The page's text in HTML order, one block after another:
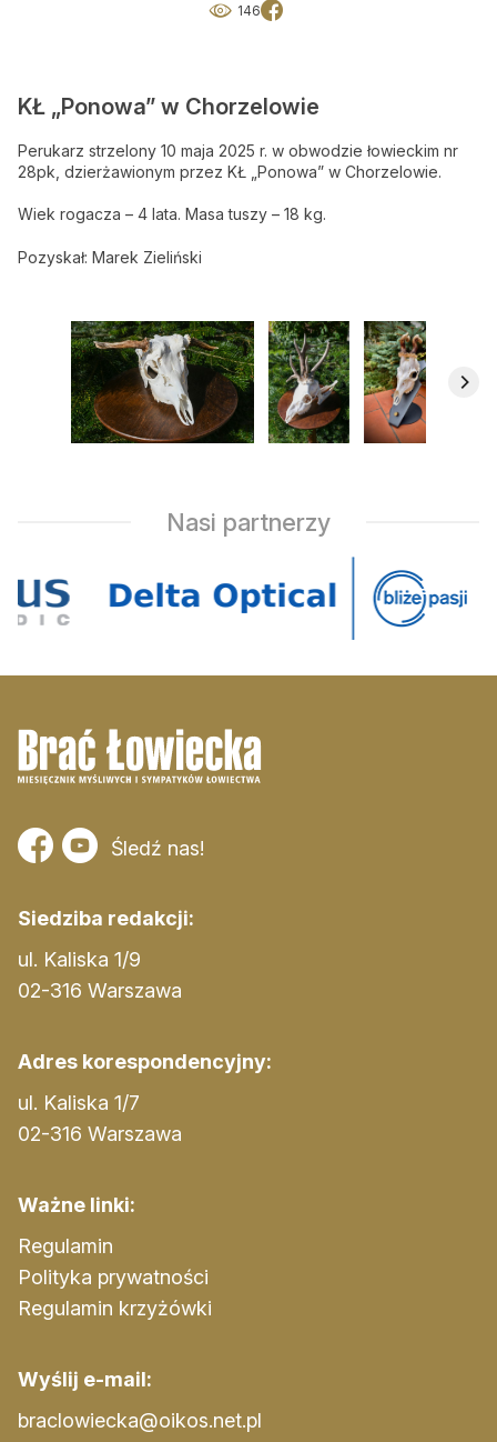
Gdzie kupić BŁ
Reklama
Ogłoszenia drobne
Przeglądaj ogłoszenia
Zamów ogłoszenie on-line
146
KŁ „Ponowa” w Chorzelowie
Perukarz strzelony 10 maja 2025 r. w obwodzie łowieckim nr
28pk, dzierżawionym przez KŁ „Ponowa” w Chorzelowie.
Wiek rogacza – 4 lata. Masa tuszy – 18 kg.
Pozyskał: Marek Zieliński
Nasi partnerzy
Śledź nas!
Siedziba redakcji:
ul. Kaliska 1/9
02-316 Warszawa
Adres korespondencyjny:
ul. Kaliska 1/7
02-316 Warszawa
Ważne linki:
Regulamin
Polityka prywatności
Regulamin krzyżówki
Wyślij e-mail:
braclowiecka@oikos.net.pl